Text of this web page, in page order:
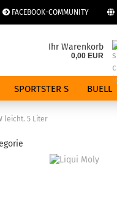
FACEBOOK-COMMUNITY
Passwort
Ihr Warenkorb
0,00 EUR
SPORTSTER S BUELL
leicht. 5 Liter